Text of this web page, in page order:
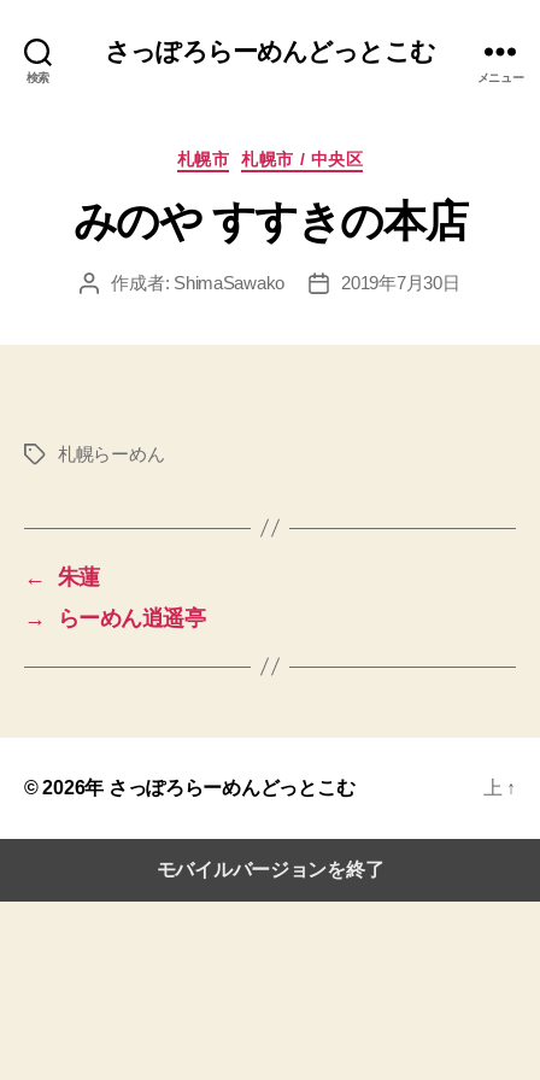
検索
さっぽろらーめんどっとこむ
メニュー
カ
ゴ
リ
札幌市 札幌市 / 中央区
みのや すすきの本店
投
作成者: ShimaSawako
投
2019年7月30日
タ
札幌らーめん
←
朱蓮
→
らーめん逍遥亭
© 2026年 さっぽろらーめんどっとこむ 上 ↑
モバイルバージョンを終了